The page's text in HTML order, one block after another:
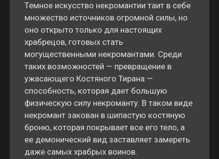
Темное искусство некромантии таит в себе
множество источников огромной силы, но
оно открыто только для настоящих
храбрецов, готовых стать
могущественными некромантами. Среди
таких возможностей — превращение в
ужасающего Костяного Тирана —
способность, которая дает большую
физическую силу некроманту. В таком виде
некромант закован в шипастую костяную
броню, которая покрывает все его тело, а
ее демонический вид заставляет замереть
даже самых храбрых воинов.